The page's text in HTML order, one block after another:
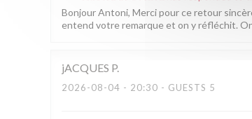
Bonjour Antoni, Merci pour ce retour
entend votre remarque et on y réfléchit.
jACQUES P
2026-08-04 - 20:30 - GUESTS 5